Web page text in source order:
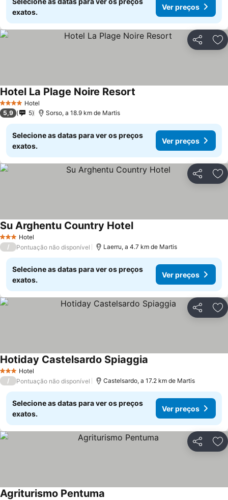
exatos.
Ver preços
Partilhar
4 EstrelasHotel
Hotel La Plage Noire Resort
5,9 5 Sorso, a 18.9 km de Martis
Selecione as datas para ver os preços
exatos.
Ver preços
Partilhar
3 EstrelasHotel
Su Arghentu Country Hotel
/ Pontuação não disponível Laerru, a 4.7 km de Martis
Selecione as datas para ver os preços
exatos.
Ver preços
Partilhar
3 EstrelasHotel
Hotiday Castelsardo Spiaggia
/ Pontuação não disponível Castelsardo, a 17.2 km de Martis
Selecione as datas para ver os preços
exatos.
Ver preços
Partilhar
Agriturismo Pentuma